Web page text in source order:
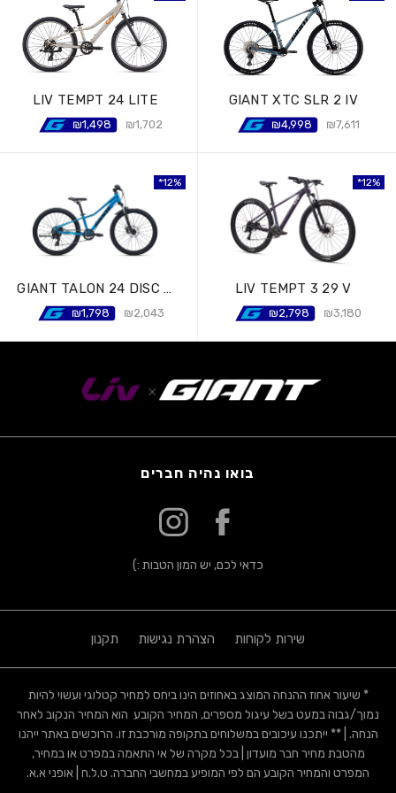
GIANT XTC SLR 2 IV
₪7,611
₪4,998
LIV TEMPT 24 LITE
₪1,702
₪1,498
12%
12%
LIV TEMPT 3 29 V
₪3,180
₪2,798
12%
12%
GIANT TALON 24 DISC VI
₪2,043
₪1,798
בואו נהיה חברים
כדאי לכם, יש המון הטבות :)
שירות לקוחות הצהרת נגישות תקנון
* שיעור אחוז ההנחה המוצג באחוזים הינו ביחס למחיר קטלוגי ועשוי להיות
נמוך/גבוה במעט בשל עיגול מספרים, המחיר הקובע הוא המחיר הנקוב לאחר
הנחה. | ** ייתכנו עיכובים במשלוחים בתקופה מורכבת זו. הרוכשים באתר ייהנו
מהטבת מחיר חבר מועדון | בכל מקרה של אי התאמה במפרט או במחיר,
המפרט והמחיר הקובע הם לפי המופיע במחשבי החברה. ט.ל.ח | אופני א.א.
כדי לאפשר לאתר שלנו לפעול כהלכה, לעבד ולשפר את חווית המשתמש,
לסייע בשיווק ובהתאמה אישית של תוכן ומודעות. למידע נוסף לרבות בדבר
אפשרויות הסרהראו פירוט כאן
הבנתי